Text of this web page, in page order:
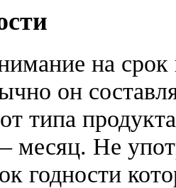
на срок
он
типа
месяц. Не
годности